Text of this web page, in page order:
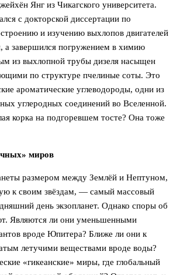
Янг из Чикагского университета.
с докторской диссертации по
и изучению выхлопов двигателей
а завершился погружением в химию
из выхлопной трубы дизеля насыщен
по структуре пчелиные соты. Это
ароматические углеводороды, одни из
углеродных соединений во Вселенной.
корка на подгоревшем тосте? Она тоже
миров
размером между Землёй и Нептуном,
к своим звёздам, — самый массовый
день экзопланет. Однако споры об
Являются ли они уменьшенными
вроде Юпитера? Ближе ли они к
летучими веществами вроде воды?
«гикеанские» миры, где глобальный